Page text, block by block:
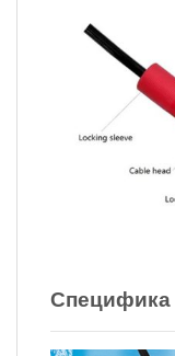
Специфика